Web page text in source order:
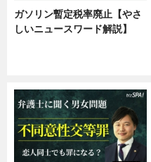
ガソリン暫定税率廃止【やさ
しいニュースワード解説】